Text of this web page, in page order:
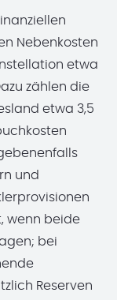
Nebenkosten
etwa
zählen die
etwa 3,5
und
wenn beide
bei
Reserven